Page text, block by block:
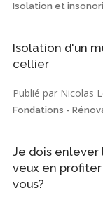
Isolation et
Isolation d'un
cellier
Publié par Nicolas
Fondations -
Je dois
veux en
vous?